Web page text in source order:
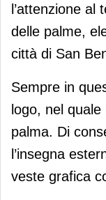
l’attenzione al
delle palme,
città di San
Sempre in
logo, nel quale
palma. Di
l’insegna
veste grafica